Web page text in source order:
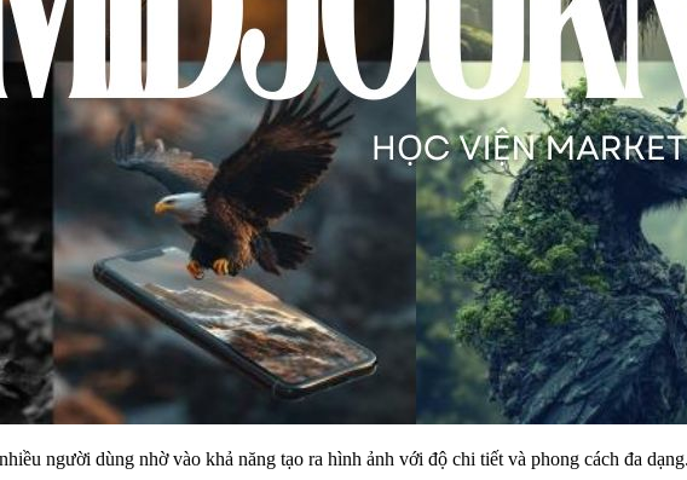
người dùng nhờ vào khả năng tạo ra hình ảnh với độ chi tiết và phong cách đa